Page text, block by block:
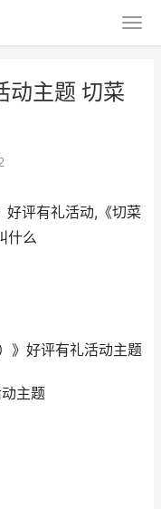
动主题 切菜
好评有礼活动,《切菜
什么
》好评有礼活动主题
主题